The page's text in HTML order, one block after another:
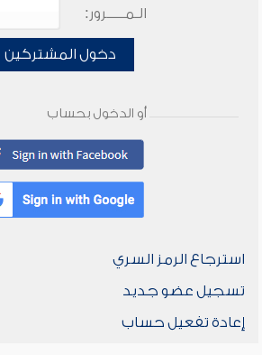
الـمـــــرور:
دخول المشتركين
أو الدخول بحساب
استرجاع الرمز السري
تسجيل عضو جديد
إعادة تفعيل حساب